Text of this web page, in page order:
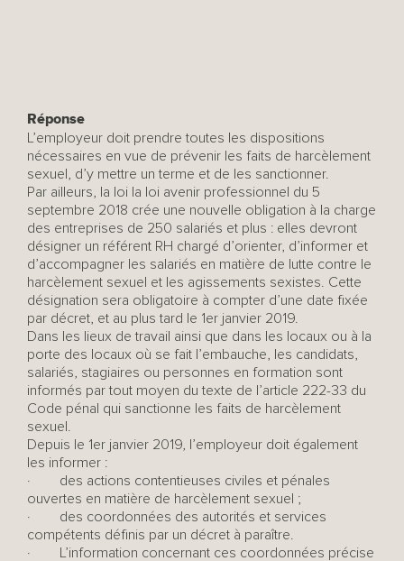
Réponse
L’employeur doit prendre toutes les dispositions
nécessaires en vue de prévenir les faits de harcèlement
sexuel, d’y mettre un terme et de les sanctionner.
Par ailleurs, la loi la loi avenir professionnel du 5
septembre 2018 crée une nouvelle obligation à la charge
des entreprises de 250 salariés et plus : elles devront
désigner un référent RH chargé d’orienter, d’informer et
d’accompagner les salariés en matière de lutte contre le
harcèlement sexuel et les agissements sexistes. Cette
désignation sera obligatoire à compter d’une date fixée
par décret, et au plus tard le 1er janvier 2019.
Dans les lieux de travail ainsi que dans les locaux ou à la
porte des locaux où se fait l’embauche, les candidats,
salariés, stagiaires ou personnes en formation sont
informés par tout moyen du texte de l’article 222-33 du
Code pénal qui sanctionne les faits de harcèlement
sexuel.
Depuis le 1er janvier 2019, l’employeur doit également
les informer :
· des actions contentieuses civiles et pénales
ouvertes en matière de harcèlement sexuel ;
· des coordonnées des autorités et services
compétents définis par un décret à paraître.
· L’information concernant ces coordonnées précise